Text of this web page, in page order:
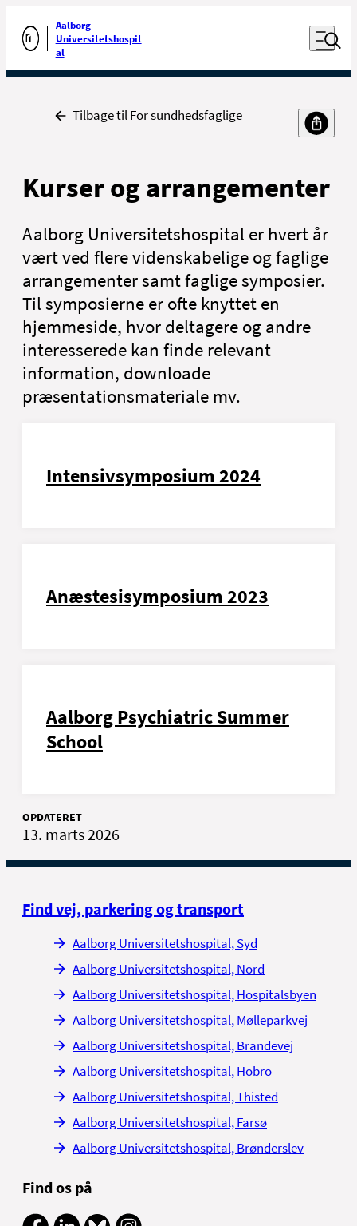
Gå til forsiden
Aalborg
Universitetshospit
al
Åben
Udfør søgning
Tilbage
Tilbage til For sundhedsfaglige
Kurser og arrangementer
Aalborg Universitetshospital er hvert år
vært ved flere videnskabelige og faglige
arrangementer samt faglige symposier.
Til symposierne er ofte knyttet en
hjemmeside, hvor deltagere og andre
interesserede kan finde relevant
information, downloade
præsentationsmateriale mv.
Intensivsymposium 2024
Anæstesisymposium 2023
Aalborg Psychiatric Summer
School
OPDATERET
13. marts 2026
Find vej, parkering og transport
Aalborg Universitetshospital, Syd
Aalborg Universitetshospital, Nord
Aalborg Universitetshospital, Hospitalsbyen
Aalborg Universitetshospital, Mølleparkvej
Aalborg Universitetshospital, Brandevej
Aalborg Universitetshospital, Hobro
Aalborg Universitetshospital, Thisted
Aalborg Universitetshospital, Farsø
Aalborg Universitetshospital, Brønderslev
Find os på